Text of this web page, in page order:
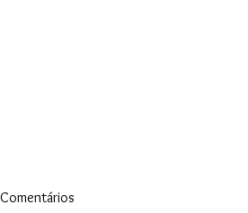
Comentários